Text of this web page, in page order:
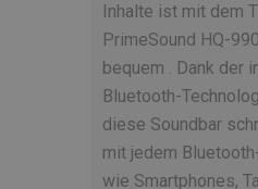
Inhalte ist mit dem
PrimeSound HQ-
bequem . Dank der
Bluetooth-
diese Soundbar
mit jedem
wie Smartphones,